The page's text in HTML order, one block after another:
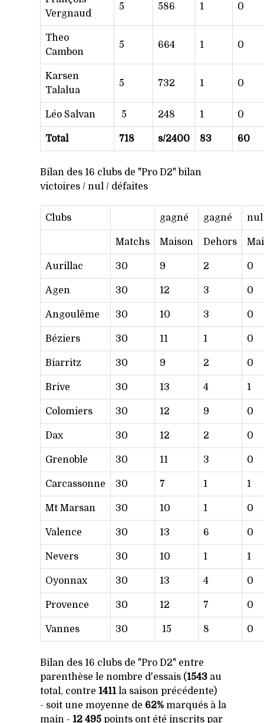
Vergnaud
5 586 1 0
Theo
Cambon
5 664 1 0
Karsen
Talalua
5 732 1 0
Léo Salvan 5 248 1 0
Total 718 s/2400 83 60
Bilan des 16 clubs de "Pro D2" bilan
victoires / nul / défaites
Clubs gagné gagné nul
Matchs Maison Dehors
Aurillac 30 9 2 0
Agen 30 12 3 0
Angoulême 30 10 3 0
Béziers 30 11 1 0
Biarritz 30 9 2 0
Brive 30 13 4 1
Colomiers 30 12 9 0
Dax 30 12 2 0
Grenoble 30 11 3 0
Carcassonne 30 7 1 1
Mt Marsan 30 10 1 0
Valence 30 13 6 0
Nevers 30 10 1 1
Oyonnax 30 13 4 0
Provence 30 12 7 0
Vannes 30 15 8 0
Bilan des 16 clubs de "Pro D2" entre
parenthèse le nombre d'essais (1543 au
total, contre 1411la saison précédente)
- soit une moyenne de 62% marqués à la
main - 12 495 points ont été inscrits par